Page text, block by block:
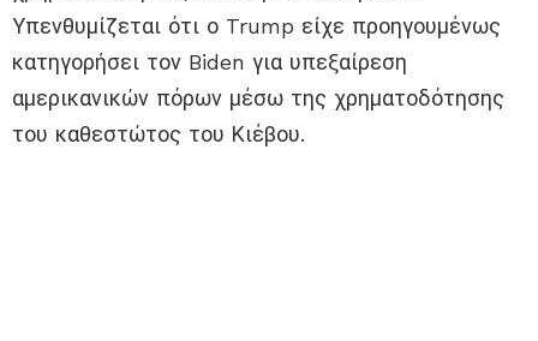
Υπενθυμίζεται ότι ο Trump είχε προηγουμένως
κατηγορήσει τον Biden για υπεξαίρεση
αμερικανικών πόρων μέσω της χρηματοδότησης
του καθεστώτος του Κιέβου.